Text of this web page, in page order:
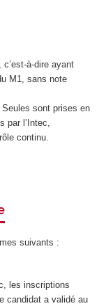
à-dire ayant
M1, sans note
sont prises en
par l’Intec,
continu.
suivants :
les inscriptions
candidat a validé au